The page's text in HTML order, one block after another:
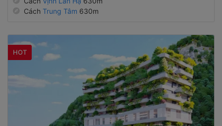
Cách Trung Tâm 630m
HOT